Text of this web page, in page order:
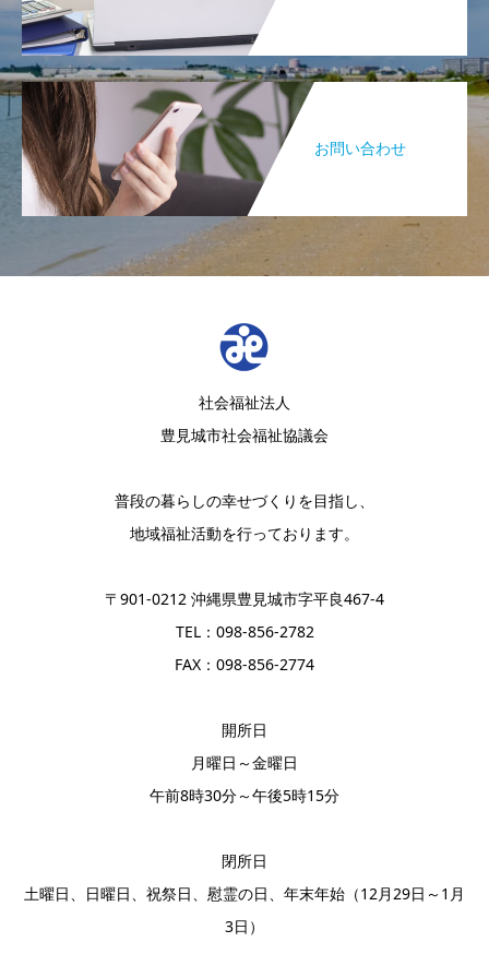
お問い合わせ
社会福祉法人
豊見城市社会福祉協議会
普段の暮らしの幸せづくりを目指し、
地域福祉活動を行っております。
〒901-0212 沖縄県豊見城市字平良467-4
TEL：098-856-2782
FAX：098-856-2774
開所日
月曜日～金曜日
午前8時30分～午後5時15分
閉所日
土曜日、日曜日、祝祭日、慰霊の日、年末年始（12月29日～1月
3日）